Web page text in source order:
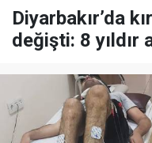
Diyarbakır’da
değişti: 8 yıldır